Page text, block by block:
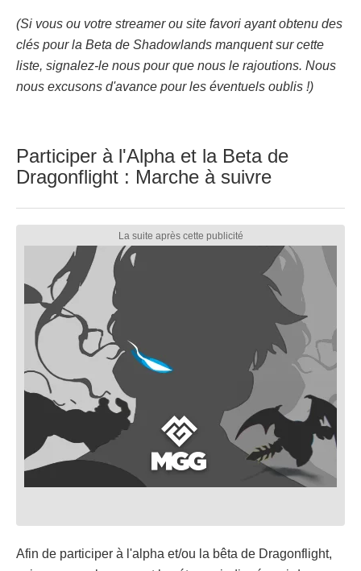
(Si vous ou votre streamer ou site favori ayant obtenu des
clés pour la Beta de Shadowlands manquent sur cette
liste, signalez-le nous pour que nous le rajoutions. Nous
nous excusons d'avance pour les éventuels oublis !)
Participer à l'Alpha et la Beta de
Dragonflight : Marche à suivre
Afin de participer à l'alpha et/ou la bêta de Dragonflight,